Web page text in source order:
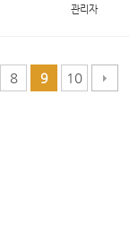
관리자
8 9 10